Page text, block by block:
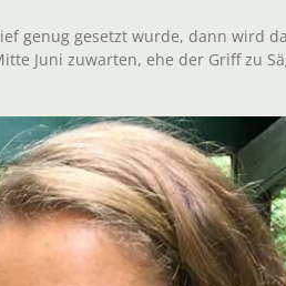
genug gesetzt wurde, dann wird
Juni zuwarten, ehe der Griff zu